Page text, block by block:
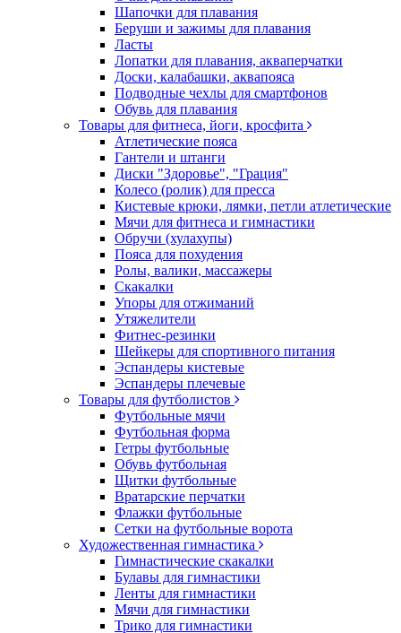
Шапочки для плавания
Беруши и зажимы для плавания
Ласты
Лопатки для плавания, акваперчатки
Доски, калабашки, аквапояса
Подводные чехлы для смартфонов
Обувь для плавания
Товары для фитнеса, йоги, кросфита
Атлетические пояса
Гантели и штанги
Диски "Здоровье", "Грация"
Колесо (ролик) для пресса
Кистевые крюки, лямки, петли атлетические
Мячи для фитнеса и гимнастики
Обручи (хулахупы)
Пояса для похудения
Ролы, валики, массажеры
Скакалки
Упоры для отжиманий
Утяжелители
Фитнес-резинки
Шейкеры для спортивного питания
Эспандеры кистевые
Эспандеры плечевые
Товары для футболистов
Футбольные мячи
Футбольная форма
Гетры футбольные
Обувь футбольная
Щитки футбольные
Вратарские перчатки
Флажки футбольные
Сетки на футбольные ворота
Художественная гимнастика
Гимнастические скакалки
Булавы для гимнастики
Ленты для гимнастики
Мячи для гимнастики
Трико для гимнастики